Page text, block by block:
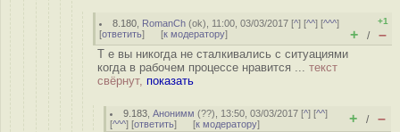
8.180 RomanCh (ok), 11:00, 03/03/2017 [^] [^^] [^^^]
[ответить] [к модератору]
+1
+ / –
Т е вы никогда не сталкивались с ситуациями
когда в рабочем процессе нравится ... текст
свёрнут, показать
9.183 ,Анонимм (??), 13:50, 03/03/2017 [^] [^^]
[^^^] [ответить] [к модератору] + / –